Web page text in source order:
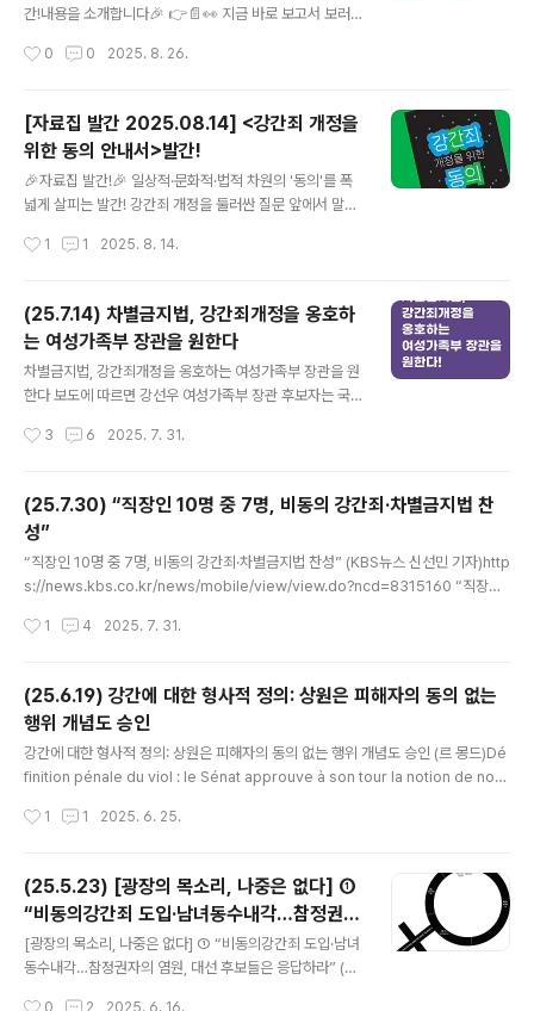
이 존재하는 경우엔 자동으로 동의가 없다"고 규정하는 조
하는 틀을 넘어, ‘동의 없으면 성폭력’이라는 ..
간!내용을 소개합니다🎉 👉📄👀 지금 바로 보고서 보러
'동의'안내서는 총 6장으로 구성되어 있습니다.(들어가며,
피는 안내서, 본격적으로 훑어볼까요? 🔖그간 연대회의가
진행한 통계작업, 수집한 판례, 써내려간 레포트 중 핵심만
요약했습니다. 현행 법체계의 한계와 강간죄 개정의 필요
성에 대한 구체적 설명이 담겨있습니다. 🔖국제 기준에서
강간죄 개정의 주요 원칙과 권고 사항, 해외 입법 모델에 따
국의 강간죄 개정의 방향성을 제시합니다. 🔖'동의'를 사회
0 0 2025. 8. 26.
[자료집 발간 2025.08.14] <강간죄 개정을
위한 동의 안내서>발간!
🎉자료집 발간!🎉 일상적·문화적·법적 차원의 '동의'를 폭
넓게 살피는 발간! 강간죄 개정을 둘러싼 질문 앞에서 말문
싶은가요? '동의'를 폭넓게 이해하고 싶은 모든 분들에게
다. 현행 법체계의 한계와 강간죄 개정의 필요성에 대한 구
체적 설명이 담겨있습니다 🔖국제 기준에서 강간죄 개정의
주요 원칙과 권고 사항, 해외 입법 모델에 따른 '동의'요건
의 쟁점과 대안을 살펴봅니다. 이를 토대로 한국의 강간죄
을 포함한 역동적이고 복합적인 개념으로 제안하고, 권리
1 1 2025. 8. 14.
(25.7.14) 차별금지법, 강간죄개정을 옹호하
는 여성가족부 장관을 원한다
차별금지법, 강간죄개정을 옹호하는 여성가족부 장관을 원
한다 보도에 따르면 강선우 여성가족부 장관 후보자는 국
의 강간죄로의 개정에 대해 ‘사회적 합의’를 말했다. ‘사회
보며 정치권이 가로막을 때 쓰는 용어다. 차별금지법 제정
과 형법상 강간죄개정은 2024년 6월 유엔 여성차별철폐
위원회의 한국정부 9차 심의 최종권고에서 2년 이내 특별
보고 사항으로 지정한 권고다. 27번 (a)에서 “국제인권기
여 합의에 기반하지 않는 모든 성적 행위를 포괄하는, 적극
3 6 2025. 7. 31.
(25.7.30) “직장인 10명 중 7명, 비동의 강간죄·차별금지법 찬
성”
“직장인 10명 중 7명, 비동의 강간죄·차별금지법 찬성” (KBS뉴스 신선민 기자)http
s://news.kbs.co.kr/news/mobile/view/view.do?ncd=8315160 “직장인
이 새 정부가 '비동의 강간죄'와 '차별금지법' 등 젠더 관련 입법에 나서야 한다고...n
뢰해 직장인 천 명에게 설문한 결과 응답자의 72.2%가 '비동의 강간죄 도입이 필요
하다'는 데 동의했다고 27일 밝혔습니다. '비동의 강간죄'란 강간죄 구성 요건을 '폭
행·협박'이 아닌 '동의 여부'로 바꾸는 내용입니다. 이 응답은 여성이 83...
1 4 2025. 7. 31.
(25.6.19) 강간에 대한 형사적 정의: 상원은 피해자의 동의 없는
행위 개념도 승인
강간에 대한 형사적 정의: 상원은 피해자의 동의 없는 행위 개념도 승인 (르 몽드)Dé
finition pénale du viol : le Sénat approuve à son tour la notion de non-
ete/article/2025/06/19/definition-penale-du-viol-le-senat-approuv
272_3224.html Définition pénale du viol : le Sénat approuve à son to
ur la notion de non..
1 1 2025. 6. 25.
(25.5.23) [광장의 목소리, 나중은 없다] ①
“비동의강간죄 도입·남녀동수내각…참정권자
의 염원, 대선 후보들은 응답하라”
[광장의 목소리, 나중은 없다] ① “비동의강간죄 도입·남녀
동수내각…참정권자의 염원, 대선 후보들은 응답하라” (경
0 2 2025. 6. 16.